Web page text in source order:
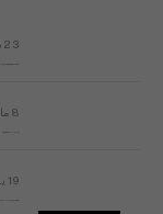
23 ديسمبر 2011
8 مارس 2008
19 يوليو 2023